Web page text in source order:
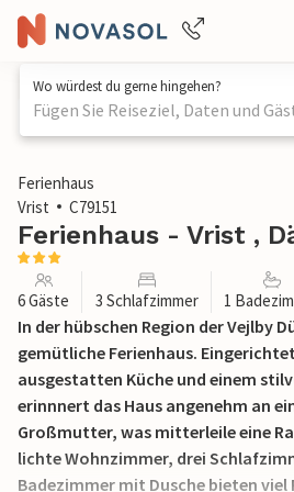
Wo würdest du gerne hingehen?
Fügen Sie Reiseziel, Daten und
1 / 27
Ferienhaus
Vrist
C79151
Ferienhaus - Vrist ,
6 Gäste 3 Schlafzimmer 1
In der hübschen Region der Vejlby
gemütliche Ferienhaus.
ausgestatten Küche und einem
erinnnert das Haus angenehm an
Großmutter, was mitterleile eine
lichte Wohnzimmer, drei
Badezimmer mit Dusche bieten viel